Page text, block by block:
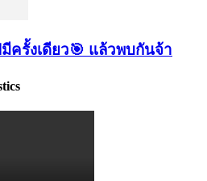
ครั้งเดียว🎯 แล้วพบกันจ้า